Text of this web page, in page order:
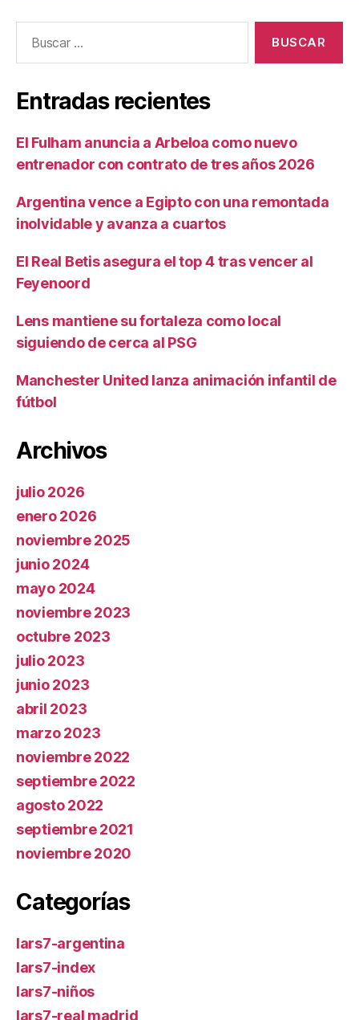
Entradas recientes
El Fulham anuncia a Arbeloa como nuevo
entrenador con contrato de tres años 2026
Argentina vence a Egipto con una remontada
inolvidable y avanza a cuartos
El Real Betis asegura el top 4 tras vencer al
Feyenoord
Lens mantiene su fortaleza como local
siguiendo de cerca al PSG
Manchester United lanza animación infantil de
fútbol
Archivos
julio 2026
enero 2026
noviembre 2025
junio 2024
mayo 2024
noviembre 2023
octubre 2023
julio 2023
junio 2023
abril 2023
marzo 2023
noviembre 2022
septiembre 2022
agosto 2022
septiembre 2021
noviembre 2020
Categorías
lars7-argentina
lars7-index
lars7-niños
lars7-real madrid